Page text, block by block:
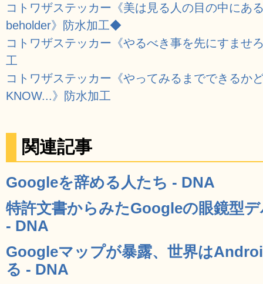
コトワザステッカー《美は見る人の目の中にあ
beholder》防水加工◆
コトワザステッカー《やるべき事を先にすませ
工
コトワザステッカー《やってみるまでできるか
KNOW...》防水加工
関連記事
Googleを辞める人たち - DNA
特許文書からみたGoogleの眼鏡型
- DNA
Googleマップが暴露、世界は
る - DNA